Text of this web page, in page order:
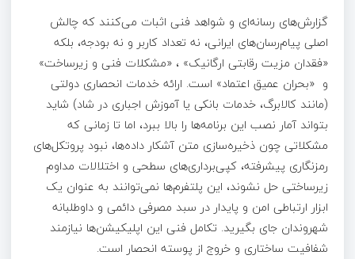
گزارش‌های رسانه‌ای و شواهد فنی اثبات می‌کنند که چالش
اصلی پیام‌رسان‌های ایرانی، نه تعداد کاربر و نه بودجه، بلکه
«فقدان مزیت رقابتی ارگانیک» ، «مشکلات فنی و زیرساخت»
و «بحران عمیق اعتماد» است. ارائه خدمات انحصاری دولتی
(مانند کالابرگ، خدمات بانکی یا آموزش اجباری در شاد) شاید
بتواند آمار نصب این برنامه‌ها را بالا ببرد، اما تا زمانی که
مشکلاتی چون ذخیره‌سازی متن آشکار داده‌ها، نبود پروتکل‌های
رمزنگاری پیشرفته، کپی‌برداری‌های سطحی و اختلالات مداوم
زیرساختی حل نشوند، این پلتفرم‌ها نمی‌توانند به عنوان یک
ابزار ارتباطی امن و پایدار در سبد مصرفی دائمی و داوطلبانه
شهروندان جای بگیرید. تکامل فنی این اپلیکیشن‌ها نیازمند
شفافیت ساختاری و خروج از پوسته انحصار است.